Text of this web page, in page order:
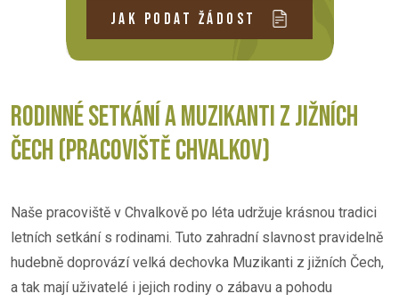
JAK PODAT ŽÁDOST
RODINNÉ SETKÁNÍ A MUZIKANTI Z JIŽNÍCH
ČECH (PRACOVIŠTĚ CHVALKOV)
Naše pracoviště v Chvalkově po léta udržuje krásnou tradici
letních setkání s rodinami. Tuto zahradní slavnost pravidelně
hudebně doprovází velká dechovka Muzikanti z jižních Čech,
a tak mají uživatelé i jejich rodiny o zábavu a pohodu